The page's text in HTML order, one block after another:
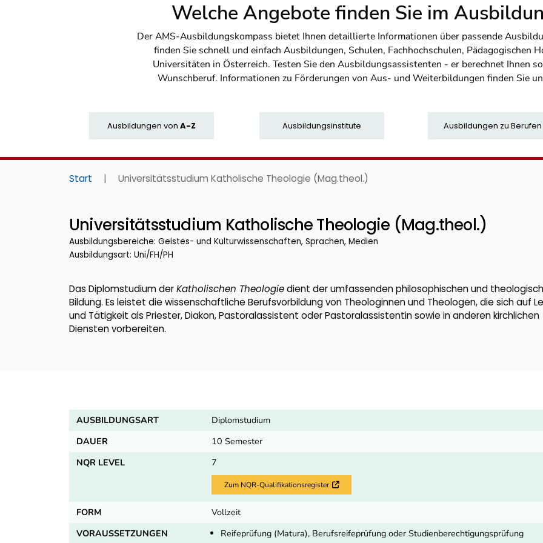
Welche Angebote finden Sie im
Der AMS-Ausbildungskompass bietet Ihnen detaillierte Informationen über passende
finden Sie schnell und einfach Ausbildungen, Schulen, Fachhochschulen, Pädagogischen
Universitäten in Österreich. Testen Sie den Ausbildungsassistenten - er berechnet Ihnen
Wunschberuf. Informationen zu Förderungen von Aus- und Weiterbildungen finden Sie
Ausbildungen von A-Z Ausbildungsinstitute Ausbildungen zu Berufen
Start | Universitätsstudium Katholische Theologie (Mag.theol.)
Universitätsstudium Katholische Theologie (Mag.theol.)
Ausbildungsbereiche: Geistes- und Kulturwissenschaften, Sprachen, Medien
Ausbildungsart: Uni/FH/PH
Das Diplomstudium derKatholischen Theologiedient der umfassenden philosophischen und
Bildung. Es leistet die wissenschaftliche Berufsvorbildung von Theologinnen und Theologen, die sich auf
und Tätigkeit als Priester, Diakon, Pastoralassistent oder Pastoralassistentin sowie in anderen kirchlichen
Diensten vorbereiten.
AUSBILDUNGSART
Diplomstudium
DAUER
10 Semester
NQR LEVEL
7
Zum NQR-Qualifikationsregister Externer Link
FORM
Vollzeit
VORAUSSETZUNGEN
Reifeprüfung (Matura), Berufsreifeprüfung oder Studienberechtigungsprüfung